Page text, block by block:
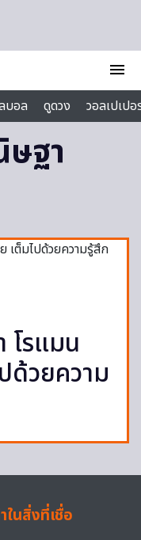
menu
บอล ดูดวง
วอลเปเป
ฐา
โรแมน
ด้วยความ
ในสิ่งที่เชื่อ